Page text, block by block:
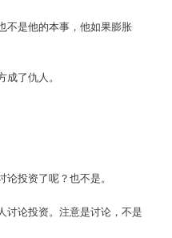
不是他的本事，他如果膨胀
了仇人。
投资了呢？也不是。
讨论投资。注意是讨论，不是